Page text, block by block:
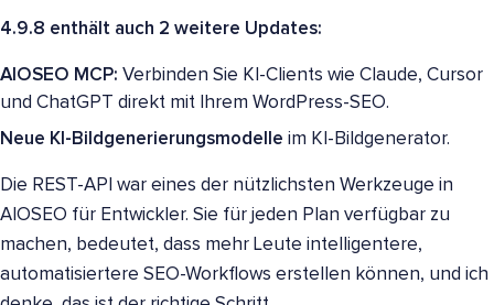
4.9.8 enthält auch 2 weitere Updates:
AIOSEO MCP: Verbinden Sie KI-Clients wie Claude, Cursor
und ChatGPT direkt mit Ihrem WordPress-SEO.
Neue KI-Bildgenerierungsmodelle im KI-Bildgenerator.
Die REST-API war eines der nützlichsten Werkzeuge in
AIOSEO für Entwickler. Sie für jeden Plan verfügbar zu
machen, bedeutet, dass mehr Leute intelligentere,
automatisiertere SEO-Workflows erstellen können, und ich